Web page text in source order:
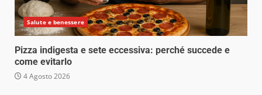
Salute e benessere
Pizza indigesta e sete eccessiva: perché succede e
come evitarlo
4 Agosto 2026